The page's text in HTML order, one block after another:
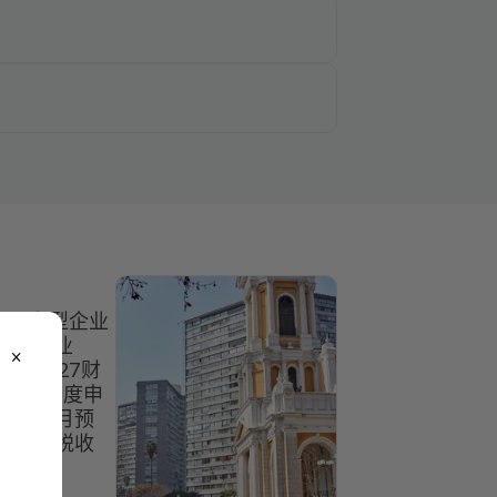
/小型企业
型企业
至2027财
和年度申
须按月预
年度税收
close